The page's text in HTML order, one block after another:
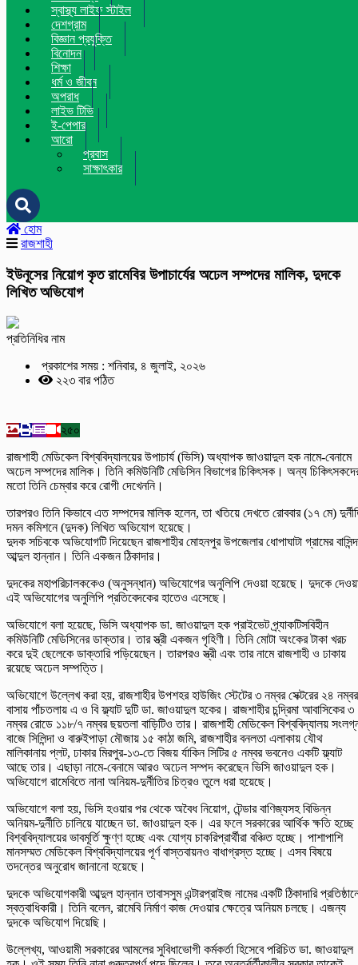
স্বাস্থ্য লাইফ স্টাইল
দেশগ্রাম
বিজ্ঞান প্রযুক্তি
বিনোদন
শিক্ষা
ধর্ম ও জীবন
অপরাধ
লাইভ টিভি
ই-পেপার
আরো
প্রবাস
সাক্ষাৎকার
হোম
রাজশাহী
ইউনূসের নিয়োগ কৃত রামেবির উপাচার্যের অঢেল সম্পদের মালিক, দুদকে
লিখিত অভিযোগ
প্রতিনিধির নাম
প্রকাশের সময় : শনিবার, ৪ জুলাই, ২০২৬
২২৩ বার পঠিত
২৫০
রাজশাহী মেডিকেল বিশ্ববিদ্যালয়ের উপাচার্য (ভিসি) অধ্যাপক জাওয়াদুল হক নামে-বেনামে
অঢেল সম্পদের মালিক। তিনি কমিউনিটি মেডিসিন বিভাগের চিকিৎসক। অন্য
মতো তিনি চেম্বার করে রোগী দেখেননি।
তারপরও তিনি কিভাবে এত সম্পদের মালিক হলেন, তা খতিয়ে দেখতে রোববার (১৭ মে)
দমন কমিশনে (দুদক) লিখিত অভিযোগ হয়েছে।
দুদক সচিবকে অভিযোগটি দিয়েছেন রাজশাহীর মোহনপুর উপজেলার ধোপাঘাটা গ্রামের
আব্দুল হান্নান। তিনি একজন ঠিকাদার।
দুদকের মহাপরিচালককেও (অনুসন্ধান) অভিযোগের অনুলিপি দেওয়া হয়েছে। দুদকে
এই অভিযোগের অনুলিপি প্রতিবেদকের হাতেও এসেছে।
অভিযোগে বলা হয়েছে, ভিসি অধ্যাপক ডা. জাওয়াদুল হক প্রাইভেট প্র্যাকটিসবিহীন
কমিউনিটি মেডিসিনের ডাক্তার। তার স্ত্রী একজন গৃহিণী। তিনি মোটা অংকের টাকা খরচ
করে দুই ছেলেকে ডাক্তারি পড়িয়েছেন। তারপরও স্ত্রী এবং তার নামে রাজশাহী ও ঢাকায়
রয়েছে অঢেল সম্পত্তি।
অভিযোগে উল্লেখ করা হয়, রাজশাহীর উপশহর হাউজিং স্টেটের ৩ নম্বর সেক্টরের ২৪ নম্বর
বাসায় পাঁচতলায় এ ও বি ফ্ল্যাট দুটি ডা. জাওয়াদুল হকের। রাজশাহীর চন্দ্রিমা আবাসিকের ৩
নম্বর রোডে ১১৮/৭ নম্বর ছয়তলা বাড়িটিও তার। রাজশাহী মেডিকেল বিশ্ববিদ্যালয়
বাজে সিলিন্দা ও বারুইপাড়া মৌজায় ১৫ কাঠা জমি, রাজশাহীর বনলতা এলাকায় যৌথ
মালিকানায় প্লট, ঢাকার মিরপুর-১৩-তে বিজয় র্যাকিন সিটির ৫ নম্বর ভবনেও একটি ফ্ল্যাট
আছে তার। এছাড়া নামে-বেনামে আরও অঢেল সম্পদ করেছেন ভিসি জাওয়াদুল হক।
অভিযোগে রামেবিতে নানা অনিয়ম-দুর্নীতির চিত্রও তুলে ধরা হয়েছে।
অভিযোগে বলা হয়, ভিসি হওয়ার পর থেকে অবৈধ নিয়োগ, টেন্ডার বাণিজ্যসহ বিভিন্ন
অনিয়ম-দুর্নীতি চালিয়ে যাচ্ছেন ডা. জাওয়াদুল হক। এর ফলে সরকারের আর্থিক ক্ষতি
বিশ্ববিদ্যালয়ের ভাবমূর্তি ক্ষুণ্ণ হচ্ছে এবং যোগ্য চাকরিপ্রার্থীরা বঞ্চিত হচ্ছে। পাশাপাশি
মানসম্মত মেডিকেল বিশ্ববিদ্যালয়ের পূর্ণ বাস্তবায়নও বাধাগ্রস্ত হচ্ছে। এসব বিষয়ে
তদন্তের অনুরোধ জানানো হয়েছে।
দুদকে অভিযোগকারী আব্দুল হান্নান তাবাসসুম এন্টারপ্রাইজ নামের একটি ঠিকাদারি
স্বত্বাধিকারী। তিনি বলেন, রামেবি নির্মাণ কাজ দেওয়ার ক্ষেত্রে অনিয়ম চলছে। এজন্য
দুদকে অভিযোগ দিয়েছি।
উল্লেখ্য, আওয়ামী সরকারের আমলের সুবিধাভোগী কর্মকর্তা হিসেবে পরিচিত ডা. জাওয়াদুল